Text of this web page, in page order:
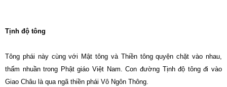
Tịnh độ tông
Tông phái này cùng với Mật tông và Thiền tông quyện chặt vào nhau,
thấm nhuần trong Phật giáo Việt Nam. Con đường Tịnh độ tông đi vào
Giao Châu là qua ngã thiền phái Vô Ngôn Thông.